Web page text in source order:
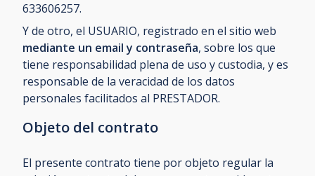
633606257.
Y de otro, el USUARIO, registrado en el sitio web
mediante un email y contraseña, sobre los que
tiene responsabilidad plena de uso y custodia, y es
responsable de la veracidad de los datos
personales facilitados al PRESTADOR.
Objeto del contrato
El presente contrato tiene por objeto regular la